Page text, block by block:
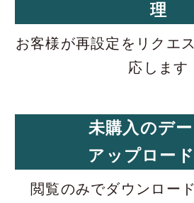
理
お客様が再設定をリクエ
応します
未購入のデ
アップロー
閲覧のみでダウンロー